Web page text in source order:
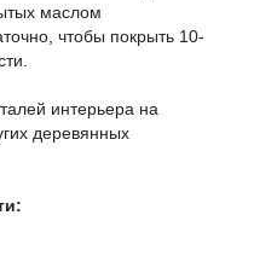
маслом
чтобы покрыть 10-
интерьера на
деревянных